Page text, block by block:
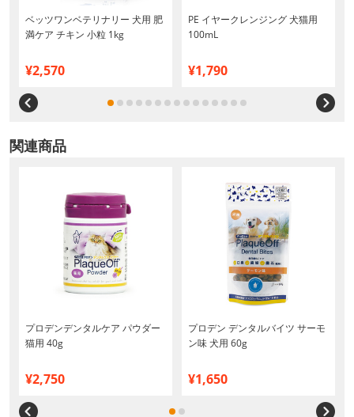
ベッツワンベテリナリー 犬用 肥
満ケア チキン 小粒 1kg
¥2,570
PE イヤークレンジング 犬猫用
100mL
¥1,790
関連商品
プロデンデンタルケア パウダー
猫用 40g
¥2,750
プロデン デンタルバイツ サーモ
ン味 犬用 60g
¥1,650